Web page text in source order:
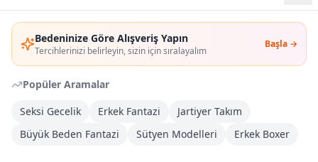
Bedeninize Göre Alışveriş Yapın
Tercihlerinizi belirleyin, sizin için sıralayalım
Başla →
Popüler Aramalar
Seksi Gecelik
Erkek Fantazi
Jartiyer Takım
Büyük Beden Fantazi
Sütyen Modelleri Erkek Boxer
Giriş Yap
Üye Ol
bikini seçimibu farklara
göre yapılmalıdır. İyi bir
bikini vücudu
desteklemeli, rahat ve şık
olmalıdır. İşte vücut tipine
göre bikini seçimi
Armut Vücut Tipi:
Alt kısmı daha geniş